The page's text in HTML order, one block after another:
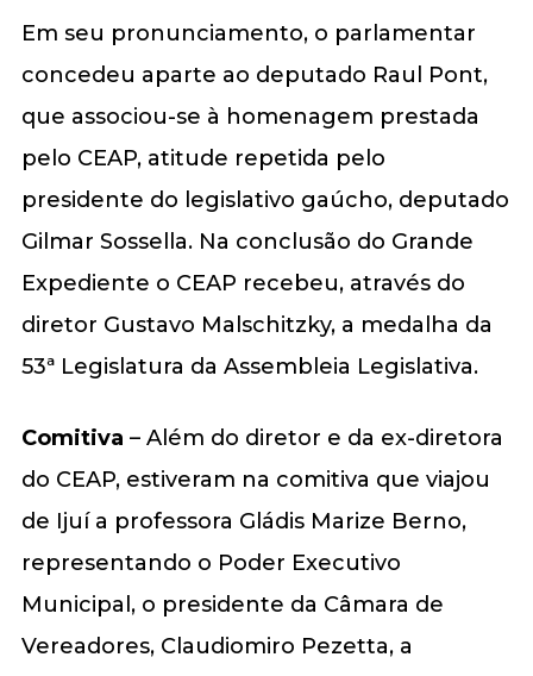
Em seu pronunciamento, o parlamentar
concedeu aparte ao deputado Raul Pont,
que associou-se à homenagem prestada
pelo CEAP, atitude repetida pelo
presidente do legislativo gaúcho, deputado
Gilmar Sossella. Na conclusão do Grande
Expediente o CEAP recebeu, através do
diretor Gustavo Malschitzky, a medalha da
53ª Legislatura da Assembleia Legislativa.
Comitiva – Além do diretor e da ex-diretora
do CEAP, estiveram na comitiva que viajou
de Ijuí a professora Gládis Marize Berno,
representando o Poder Executivo
Municipal, o presidente da Câmara de
Vereadores, Claudiomiro Pezetta, a